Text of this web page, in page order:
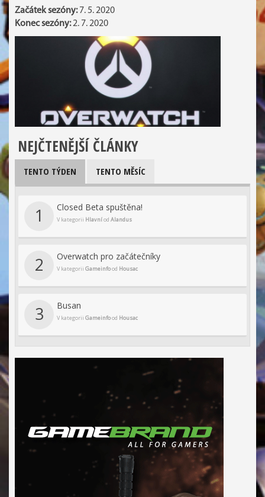
Začátek sezóny:7. 5. 2020
Konec sezóny:2. 7. 2020
NEJČTENĚJŠÍ ČLÁNKY
TENTO TÝDEN TENTO MĚSÍC
1 Closed Beta spuštěna!
V kategorii Hlavníod Alandus
2 Overwatch pro začátečníky
V kategorii Gameinfood Housac
3 Busan
V kategorii Gameinfood Housac